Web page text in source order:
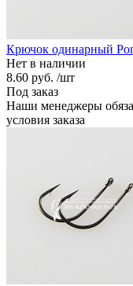
Крючок одинарный
Нет в наличии
8.60 руб. /шт
Под заказ
Наши менеджеры
условия заказа